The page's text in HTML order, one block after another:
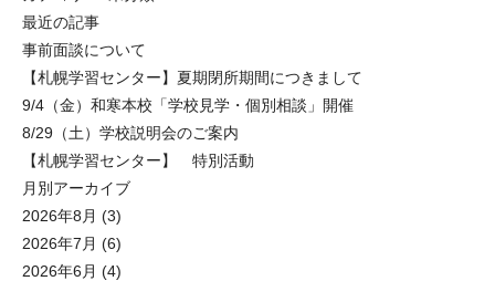
最近の記事
事前面談について
【札幌学習センター】夏期閉所期間につきまして
9/4（金）和寒本校「学校見学・個別相談」開催
8/29（土）学校説明会のご案内
【札幌学習センター】 特別活動
月別アーカイブ
2026年8月 (3)
2026年7月 (6)
2026年6月 (4)